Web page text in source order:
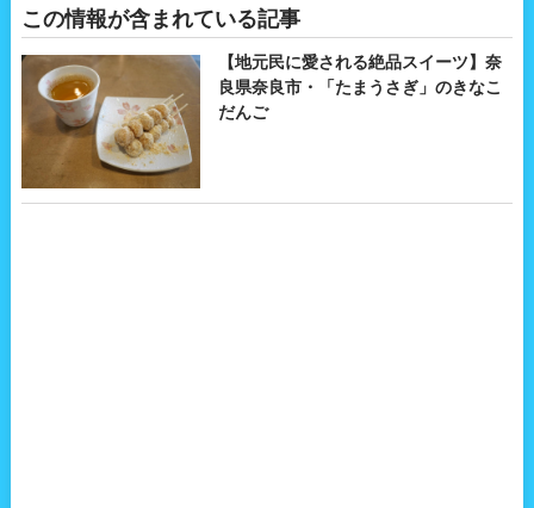
この情報が含まれている記事
【地元民に愛される絶品スイーツ】奈
良県奈良市・「たまうさぎ」のきなこ
だんご